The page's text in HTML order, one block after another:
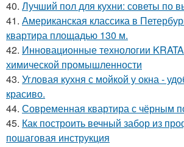
40. Лучший пол для кухни: советы по
41. Американская классика в
квартира площадью 130 м.
42. Инновационные технологии
химической промышленности
43. Угловая кухня с мойкой у окна -
красиво.
44. Современная квартира с чёрным
45. Как построить вечный забор из
пошаговая инструкция